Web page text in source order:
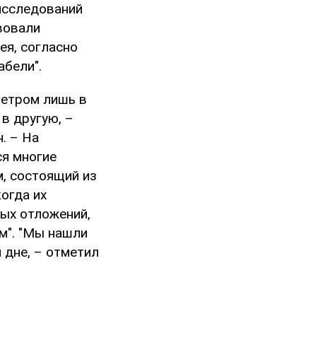
согласно
лишь в
другую, –
– На
многие
состоящий из
их
отложений,
"Мы нашли
дне, – отметил